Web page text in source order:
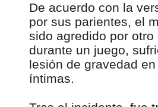
De acuerdo con la
por sus parientes, el
sido agredido por otro
durante un juego,
lesión de gravedad
íntimas.